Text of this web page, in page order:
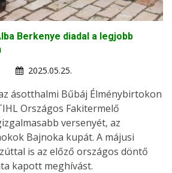
Berkenye diadal a legjobb
2025.05.25.
ásotthalmi Bűbáj Élménybirtokon
Országos Fakitermelő
versenyét, az
Bajnoka kupát. A májusi
is az előző országos döntő
kapott meghívást.